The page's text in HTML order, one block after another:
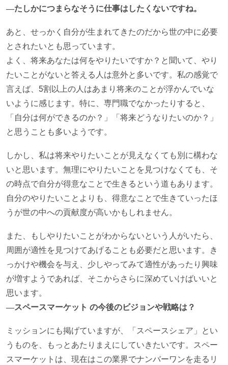
―たしかにつまらなそうに仕事はしたくないですね。
あと、せっかく自分が生まれてきたのだから世の中に必要
とされたいとも思っています。
よく、将来あなたは何をやりたいですか？と聞いて、やり
たいことがないと答える人は意外と多いです。私の感覚で
言えば、5割以上の人はあまり将来のことが浮かんでいな
いように感じます。特に、専門職でなかったりすると、
「自分は何ができるのか？」「将来どうなりたいのか？」
と思うことも多いようです。
しかし、私は将来やりたいことが見えなくても別に構わな
いと思います。無理にやりたいことを見つけなくても、そ
の時点で自分が得意なことで生きるという道もあります。
自分のやりたいことよりも、得意なことで生きていったほ
うが世の中への貢献度が高いかもしれません。
また、もしやりたいことがわからないという人がいたら、
周囲が適性を見つけてあげることも必要だと思います。き
っかけや機会を与え、少しやってみて適性があったり興味
が増すようであれば、そこからさらに深めていけばいいと
思います。
―スペースマーケット の今後のビジョンや戦略は？
ミッションにも掲げていますが、「スペースシェア」とい
うものを、もっとあたりまえにしていきたいです。スペー
スマーケットは、現在はこの業界でナンバーワンを走るリ